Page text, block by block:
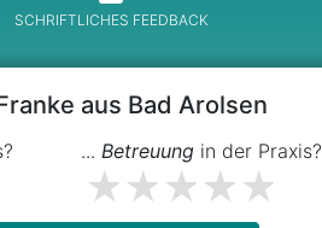
SCHRIFTLICHES FEEDBACK
aus Bad Arolsen
... Betreuungin der Praxis?